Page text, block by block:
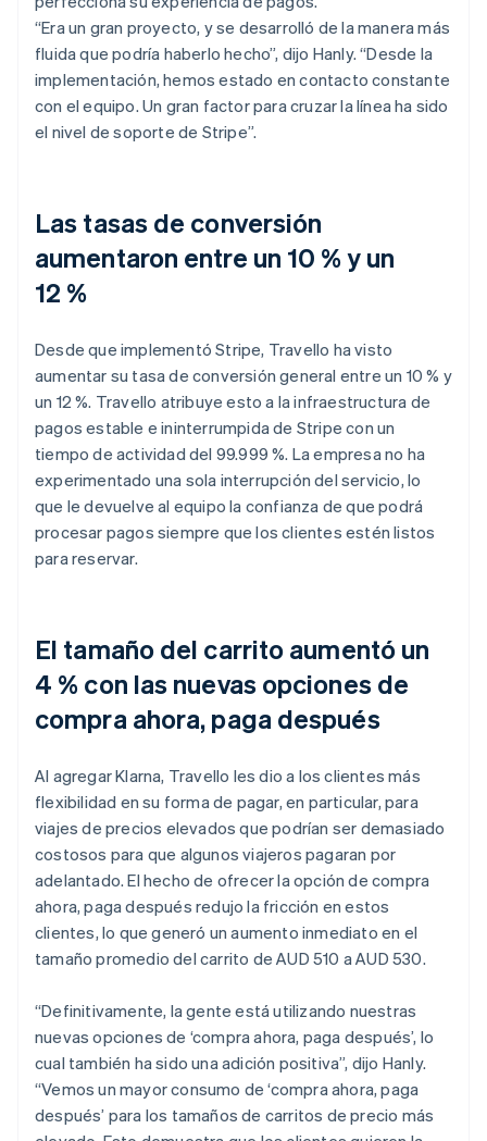
“Era un gran proyecto, y se desarrolló de la manera más
fluida que podría haberlo hecho”, dijo Hanly. “Desde la
implementación, hemos estado en contacto constante
con el equipo. Un gran factor para cruzar la línea ha sido
el nivel de soporte de Stripe”.
Las tasas de conversión
aumentaron entre un 10 % y un
12 %
Desde que implementó Stripe, Travello ha visto
aumentar su tasa de conversión general entre un 10 % y
un 12 %. Travello atribuye esto a la infraestructura de
pagos estable e ininterrumpida de Stripe con un
tiempo de actividad del 99.999 %. La empresa no ha
experimentado una sola interrupción del servicio, lo
que le devuelve al equipo la confianza de que podrá
procesar pagos siempre que los clientes estén listos
para reservar.
El tamaño del carrito aumentó un
4 % con las nuevas opciones de
compra ahora, paga después
Al agregar Klarna, Travello les dio a los clientes más
flexibilidad en su forma de pagar, en particular, para
viajes de precios elevados que podrían ser demasiado
costosos para que algunos viajeros pagaran por
adelantado. El hecho de ofrecer la opción de compra
ahora, paga después redujo la fricción en estos
clientes, lo que generó un aumento inmediato en el
tamaño promedio del carrito de AUD 510 a AUD 530.
“Definitivamente, la gente está utilizando nuestras
nuevas opciones de ‘compra ahora, paga después’, lo
cual también ha sido una adición positiva”, dijo Hanly.
“Vemos un mayor consumo de ‘compra ahora, paga
después’ para los tamaños de carritos de precio más